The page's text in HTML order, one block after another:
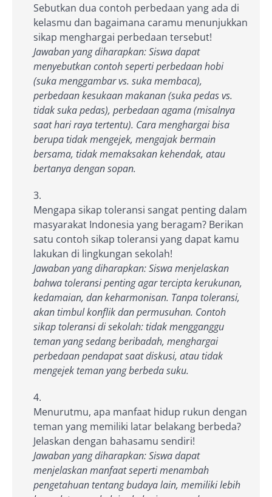
Sebutkan dua contoh perbedaan yang ada di
kelasmu dan bagaimana caramu menunjukkan
sikap menghargai perbedaan tersebut!
Jawaban yang diharapkan: Siswa dapat
menyebutkan contoh seperti perbedaan hobi
(suka menggambar vs. suka membaca),
perbedaan kesukaan makanan (suka pedas vs.
tidak suka pedas), perbedaan agama (misalnya
saat hari raya tertentu). Cara menghargai bisa
berupa tidak mengejek, mengajak bermain
bersama, tidak memaksakan kehendak, atau
bertanya dengan sopan.
Mengapa sikap toleransi sangat penting dalam
masyarakat Indonesia yang beragam? Berikan
satu contoh sikap toleransi yang dapat kamu
lakukan di lingkungan sekolah!
Jawaban yang diharapkan: Siswa menjelaskan
bahwa toleransi penting agar tercipta kerukunan,
kedamaian, dan keharmonisan. Tanpa toleransi,
akan timbul konflik dan permusuhan. Contoh
sikap toleransi di sekolah: tidak mengganggu
teman yang sedang beribadah, menghargai
perbedaan pendapat saat diskusi, atau tidak
mengejek teman yang berbeda suku.
Menurutmu, apa manfaat hidup rukun dengan
teman yang memiliki latar belakang berbeda?
Jelaskan dengan bahasamu sendiri!
Jawaban yang diharapkan: Siswa dapat
menjelaskan manfaat seperti menambah
pengetahuan tentang budaya lain, memiliki lebih